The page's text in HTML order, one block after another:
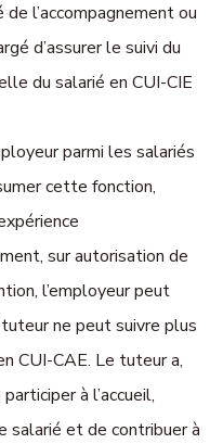
de l’accompagnement ou
d’assurer le suivi du
du salarié en CUI-CIE
parmi les salariés
cette fonction,
sur autorisation de
l’employeur peut
ne peut suivre plus
CUI-CAE. Le tuteur a,
à l’accueil,
salarié et de contribuer à